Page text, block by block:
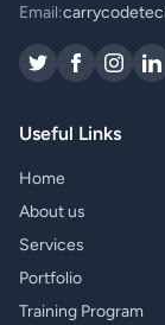
Email:
Useful Links
Home
About us
Services
Portfolio
Training Program